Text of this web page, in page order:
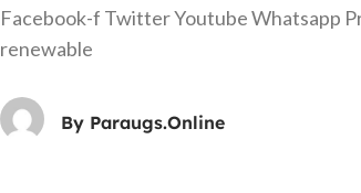
Facebook-f Twitter Youtube Whatsapp
renewable
By Paraugs.online